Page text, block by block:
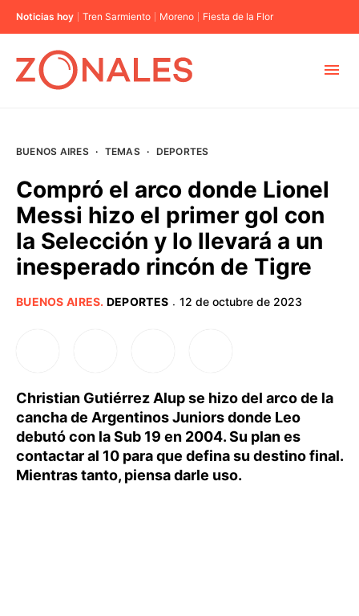
Noticias hoy Tren Sarmiento Moreno Fiesta de la Flor
BUENOS AIRES
PROVINCIAS
BUENOS AIRES · TEMAS · DEPORTES
Compró el arco donde Lionel
Messi hizo el primer gol con
la Selección y lo llevará a un
inesperado rincón de Tigre
BUENOS AIRES. DEPORTES · 12 de octubre de 2023
Christian Gutiérrez Alup se hizo del arco de la
cancha de Argentinos Juniors donde Leo
debutó con la Sub 19 en 2004. Su plan es
contactar al 10 para que defina su destino final.
Mientras tanto, piensa darle uso.